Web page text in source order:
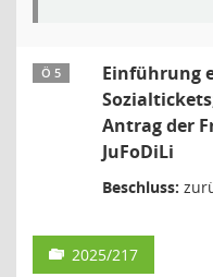
Ö 5
Einführung
Antrag der
JuFoDiLi
Beschluss:
2025/217